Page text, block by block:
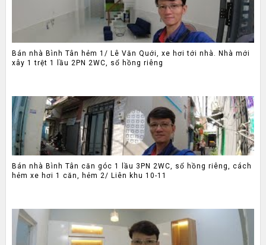
Bán nhà Bình Tân hẻm 1/ Lê Văn Quới, xe hơi tới nhà. Nhà mới
xây 1 trệt 1 lầu 2PN 2WC, sổ hồng riêng
Bán nhà Bình Tân căn góc 1 lầu 3PN 2WC, sổ hồng riêng, cách
hẻm xe hơi 1 căn, hẻm 2/ Liên khu 10-11